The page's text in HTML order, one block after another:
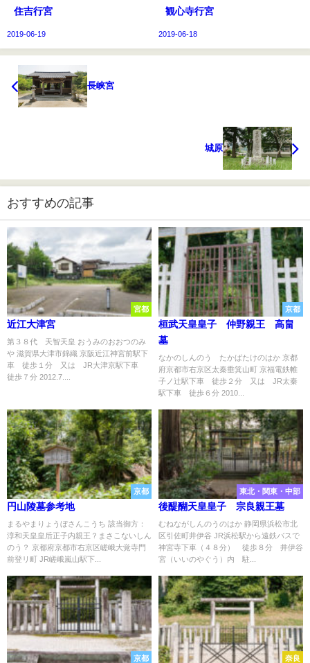
住吉行宮
2019-06-19
観心寺行宮
2019-06-18
長峡宮
城原
おすすめの記事
宮都
近江大津宮
第３８代 天智天皇 おうみのおおつのみ
や 滋賀県大津市錦織 京阪近江神宮前駅下
車 徒歩１分 又は JR大津京駅下車
徒歩７分 2012.7....
京都
桓武天皇皇子 仲野親王 高畠
墓
なかのしんのう たかばたけのはか 京都
府京都市右京区太秦垂箕山町 京福電鉄帷
子ノ辻駅下車 徒歩２分 又は JR太秦
駅下車 徒歩６分 2010...
京都
円山陵墓参考地
まるやまりょうぼさんこうち 該当御方：
淳和天皇皇后正子内親王？まさこないしん
のう？ 京都府京都市右京区嵯峨大覚寺門
前登リ町 JR嵯峨嵐山駅下...
東北・関東・中部
後醍醐天皇皇子 宗良親王墓
むねながしんのうのはか 静岡県浜松市北
区引佐町井伊谷 JR浜松駅から遠鉄バスで
神宮寺下車（４８分） 徒歩８分 井伊谷
宮（いいのやぐう）内 駐...
京都 奈良